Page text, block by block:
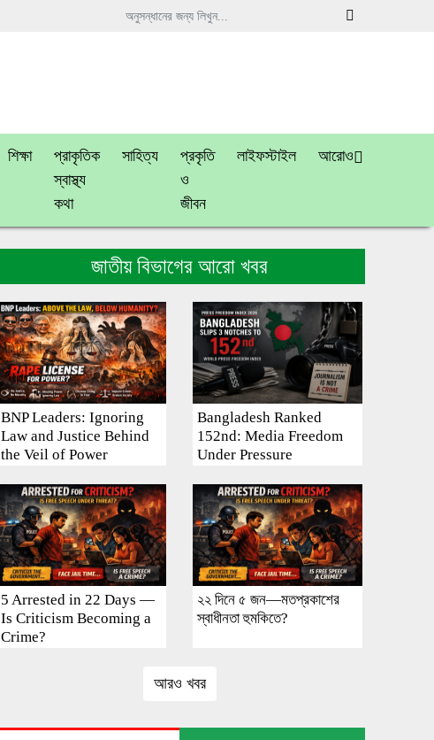
শিক্ষা
প্রাকৃতিক
স্বাস্থ্য
কথা
সাহিত্য
প্রকৃতি
ও
জীবন
লাইফস্টাইল আরোও
জাতীয় বিভাগের আরো খবর
BNP Leaders: Ignoring
Law and Justice Behind
the Veil of Power
Bangladesh Ranked
152nd: Media Freedom
Under Pressure
5 Arrested in 22 Days —
Is Criticism Becoming a
Crime?
২২ দিনে ৫ জন—মতপ্রকাশের
স্বাধীনতা হুমকিতে?
আরও খবর